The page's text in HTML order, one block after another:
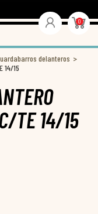
0
delanteros
14/15
TE 14/15